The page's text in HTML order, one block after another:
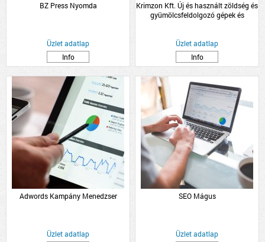
BZ Press Nyomda
Üzlet adatlap
Info
Krimzon Kft. Új és használt zöldség és
gyümölcsfeldolgozó gépek és
Üzlet adatlap
Info
Adwords Kampány Menedzser
Üzlet adatlap
SEO Mágus
Üzlet adatlap